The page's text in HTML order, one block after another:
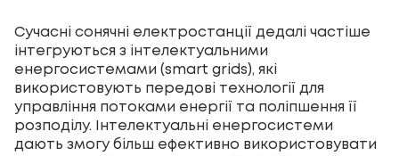
Сучасні сонячні електростанції дедалі частіше
інтегруються з інтелектуальними
енергосистемами (smart grids), які
використовують передові технології для
управління потоками енергії та поліпшення її
розподілу. Інтелектуальні енергосистеми
дають змогу більш ефективно використовувати